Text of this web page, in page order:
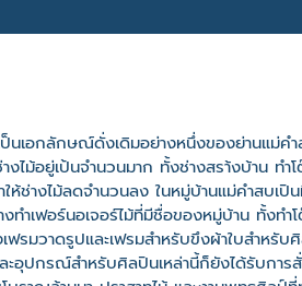
นเอกลักษณ์ดั่งเดิมอย่างหนึ่งของย่านแม่ค
งไม้อยู่เป้นจำนวนมาก ทั้งช่างสรา้งบ้าน ทำ
ห้ช่างไม้ลดจำนวนลง ในหมู่บ้านแม่คำสบ
ทำเฟอร์นอเจอร์ไม้ที่มีชื่อของหมู่บ้าน ทั้งท
ฟรมวาดรูปและเฟรมสำหรับขึงผ้าใบสำห
ะอุปกรณ์สำหรับศิลปินเหล่านี้ก็ยังได้รับกา